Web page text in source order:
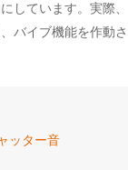
しています。実際、
バイブ機能を作動さ
ッター音